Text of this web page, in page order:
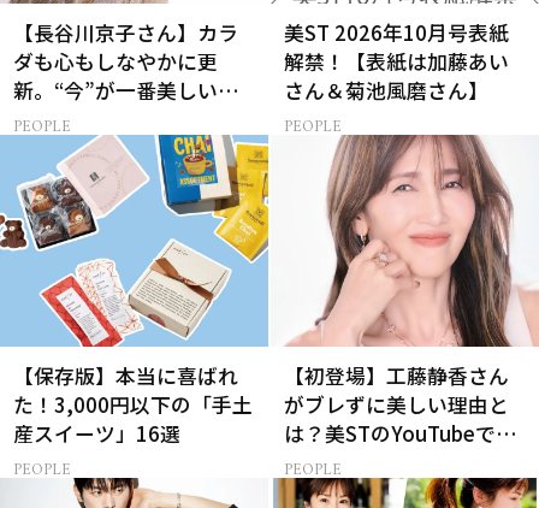
【長谷川京子さん】カラ
ダも心もしなやかに更
新。“今”が一番美しい
［特別画像集］
PEOPLE
美ST 2026年10月号表紙
解禁！【表紙は加藤あい
さん＆菊池風磨さん】
PEOPLE
【保存版】本当に喜ばれ
た！3,000円以下の「手土
産スイーツ」16選
PEOPLE
【初登場】工藤静香さん
がブレずに美しい理由と
は？美STのYouTubeでは
ALL私物の「ポーチの中
身」も大公開！
PEOPLE